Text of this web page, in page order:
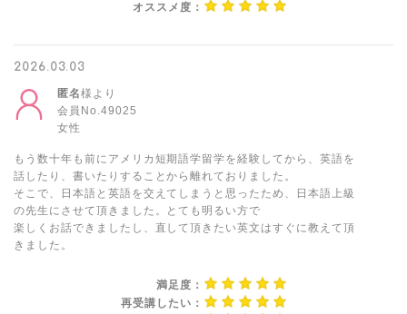
オススメ度：
2026.03.03
匿名様より
会員No.49025
女性
もう数十年も前にアメリカ短期語学留学を経験してから、英語を
話したり、書いたりすることから離れておりました。
そこで、日本語と英語を交えてしまうと思ったため、日本語上級
の先生にさせて頂きました。とても明るい方で
楽しくお話できましたし、直して頂きたい英文はすぐに教えて頂
きました。
満足度：
再受講したい：